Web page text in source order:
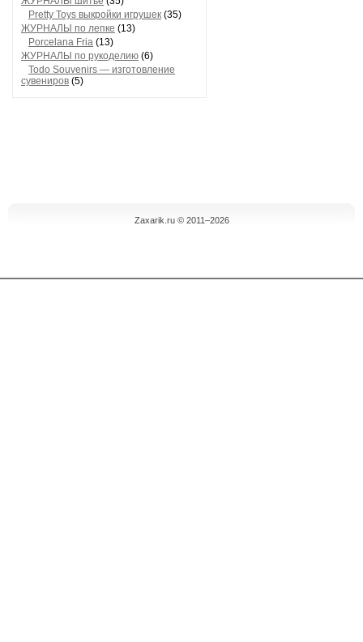
Pretty Toys выкройки игрушек (35)
ЖУРНАЛЫ по лепке (13)
Porcelana Fria (13)
ЖУРНАЛЫ по рукоделию (6)
Todo Souvenirs — изготовление
сувениров (5)
Zaxarik.ru © 2011–2026